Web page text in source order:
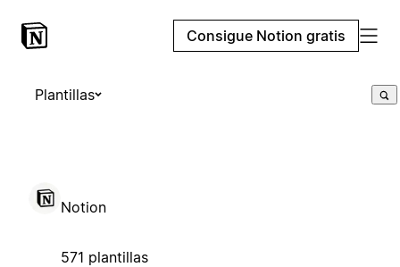
Consigue Notion gratis
Plantillas
Notion
571 plantillas